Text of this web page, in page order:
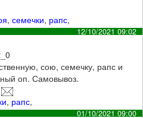
,семечки, рапс,
12/10/2021 09:02
сою, семечку, рапс и
оп. Самовывоз.
, рапс,
01/10/2021 09:00